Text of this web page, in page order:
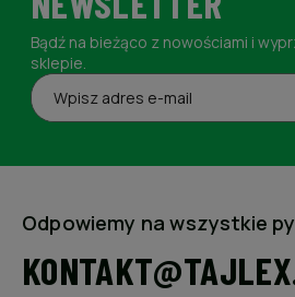
Bądź na bieżąco z nowościami i
sklepie.
Odpowiemy na wszystkie